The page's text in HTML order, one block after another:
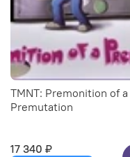
TMNT: Premonition of a
Premutation
17 340 ₽